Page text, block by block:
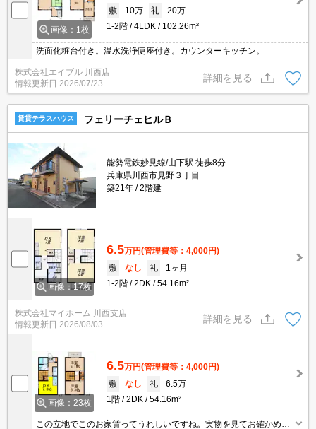
画像：1枚
敷
10万 礼
20万
1-2階
4LDK 102.26m²
洗面化粧台付き。温水洗浄便座付き。カウンターキッチン。
株式会社エイブル 川西店
情報更新日 2026/07/23
詳細を見る
賃貸テラスハウス フェリーチェヒルＢ
能勢電鉄妙見線/山下駅 徒歩8分
兵庫県川西市見野３丁目
築21年
2階建
画像：17枚
6.5万円(管理費等：4,000円)
敷
なし 礼
1ヶ月
1-2階
2DK 54.16m²
株式会社マイホーム 川西支店
情報更新日 2026/08/03
詳細を見る
画像：23枚
6.5万円(管理費等：4,000円)
敷
なし 礼
6.5万
1階
2DK 54.16m²
この立地でこのお家賃ってうれしいですね。実物を見てお確かめく